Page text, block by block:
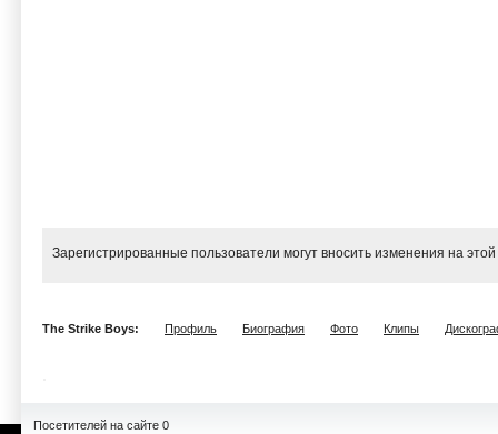
Зарегистрированные пользователи могут вносить изменения на
The Strike Boys: Профиль Биография Фото Клипы
Посетителей на сайте 0